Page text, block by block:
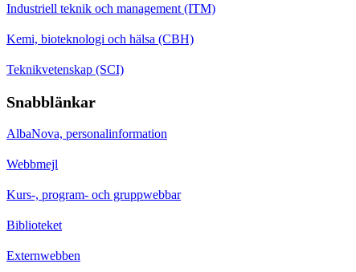
Industriell teknik och management (ITM)
Kemi, bioteknologi och hälsa (CBH)
Teknikvetenskap (SCI)
Snabblänkar
AlbaNova, personalinformation
Webbmejl
Kurs-, program- och gruppwebbar
Biblioteket
Externwebben